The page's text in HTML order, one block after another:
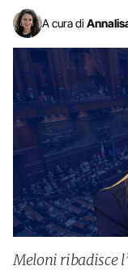
A cura di
Meloni ribadisce